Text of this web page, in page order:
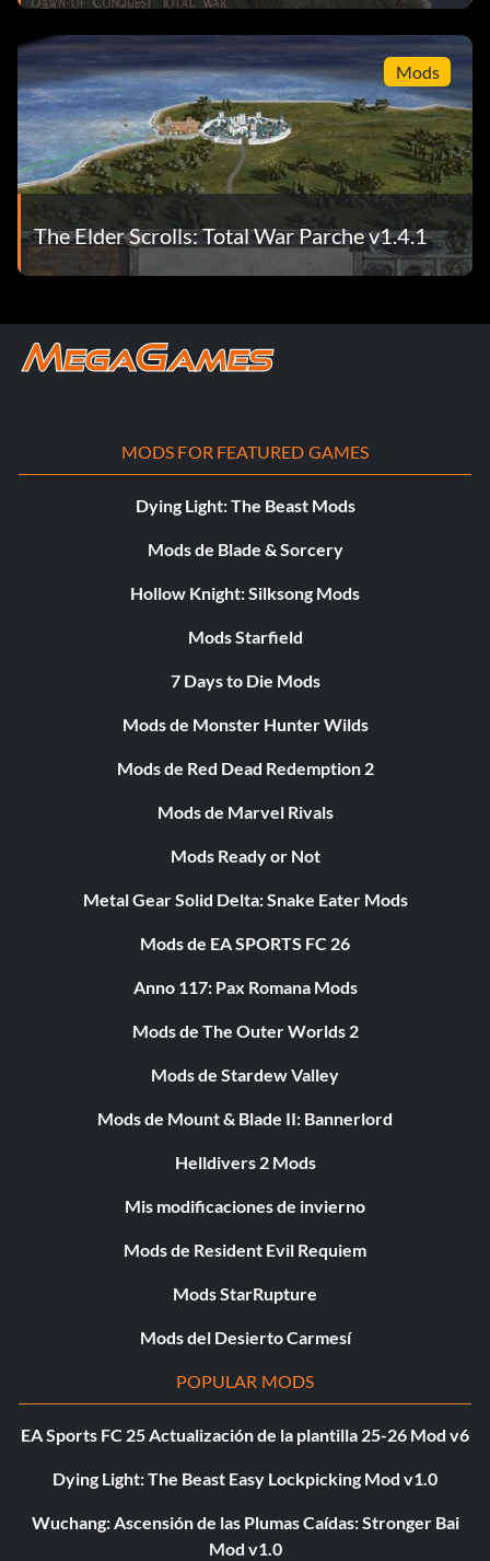
Mods
The Elder Scrolls: Total War Parche v1.4.1
MODS FOR FEATURED GAMES
Dying Light: The Beast Mods
Mods de Blade & Sorcery
Hollow Knight: Silksong Mods
Mods Starfield
7 Days to Die Mods
Mods de Monster Hunter Wilds
Mods de Red Dead Redemption 2
Mods de Marvel Rivals
Mods Ready or Not
Metal Gear Solid Delta: Snake Eater Mods
Mods de EA SPORTS FC 26
Anno 117: Pax Romana Mods
Mods de The Outer Worlds 2
Mods de Stardew Valley
Mods de Mount & Blade II: Bannerlord
Helldivers 2 Mods
Mis modificaciones de invierno
Mods de Resident Evil Requiem
Mods StarRupture
Mods del Desierto Carmesí
POPULAR MODS
EA Sports FC 25 Actualización de la plantilla 25-26 Mod v6
Dying Light: The Beast Easy Lockpicking Mod v1.0
Wuchang: Ascensión de las Plumas Caídas: Stronger Bai
Mod v1.0